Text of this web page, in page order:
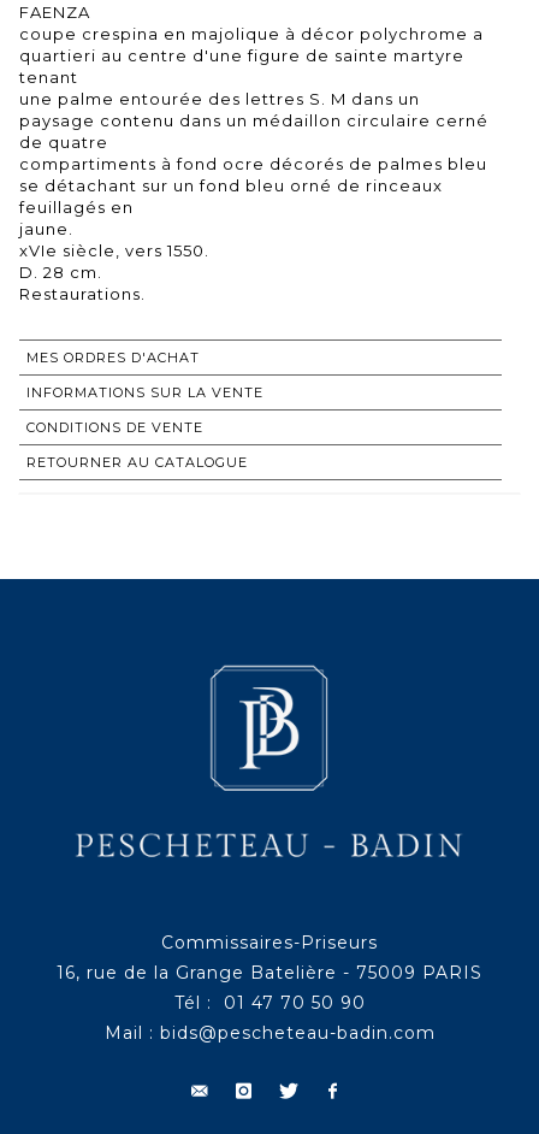
FAENZA
coupe crespina en majolique à décor polychrome a
quartieri au centre d'une figure de sainte martyre
tenant
une palme entourée des lettres S. M dans un
paysage contenu dans un médaillon circulaire cerné
de quatre
compartiments à fond ocre décorés de palmes bleu
se détachant sur un fond bleu orné de rinceaux
feuillagés en
jaune.
xVIe siècle, vers 1550.
D. 28 cm.
Restaurations.
MES ORDRES D'ACHAT
INFORMATIONS SUR LA VENTE
CONDITIONS DE VENTE
RETOURNER AU CATALOGUE
Commissaires-Priseurs
16, rue de la Grange Batelière - 75009 PARIS
Tél : 01 47 70 50 90
Mail : bids@pescheteau-badin.com